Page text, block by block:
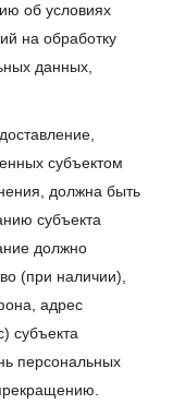
об условиях
на обработку
данных,
субъектом
должна быть
субъекта
должно
(при наличии),
адрес
субъекта
персональных